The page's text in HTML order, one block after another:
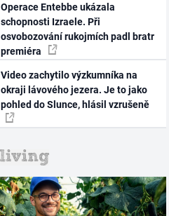
Operace Entebbe ukázala
schopnosti Izraele. Při
osvobozování rukojmích padl bratr
premiéra
Video zachytilo výzkumníka na
okraji lávového jezera. Je to jako
pohled do Slunce, hlásil vzrušeně